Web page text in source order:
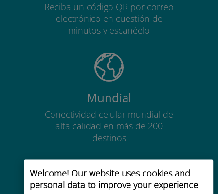
Welcome! Our website uses cookies and
personal data to improve your experience
Reciba un código QR por correo
electrónico en cuestión de
minutos y escanéelo
Mundial
Conectividad celular mundial de
alta calidad en más de 200
destinos